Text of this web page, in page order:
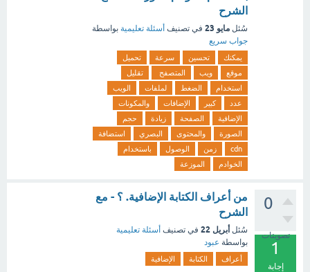
الشرح
سُئل مايو 23 في تصنيف أسئلة تعليمية بواسطة
جواب سريع
يمكنك تحسين سرعة
تحميل
موقع
ويب المتصفح
تقليل
استخدام
الضغط لملفات
الويب
عدد
كبير الإضافات
والمكونات
الإضافية
الصفحة زيادة
حجم
الصورة
والمحتوى البصري
استضافة
cdn
زمن الوصول
باستخدام
الخوادم
الموزعة
0
تصويتات
1
إجابة
من أعراف الكتابة الإضافية. ؟ - مع
الشرح
سُئل أبريل 22 في تصنيف أسئلة تعليمية
بواسطة عبود
أعراف الكتابة الإضافية